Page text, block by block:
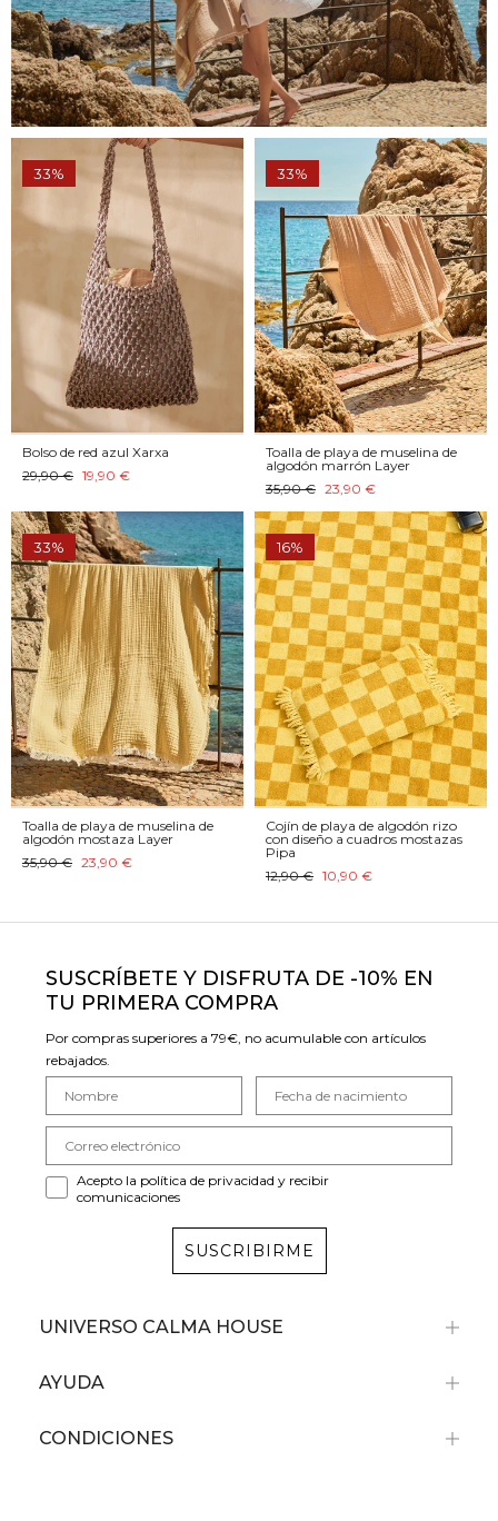
33%
Bolso de red azul Xarxa
29,90 € 19,90 €
33%
Toalla de playa de muselina de
algodón marrón Layer
35,90 € 23,90 €
33%
Toalla de playa de muselina de
algodón mostaza Layer
35,90 € 23,90 €
16%
Cojín de playa de algodón rizo
con diseño a cuadros mostazas
Pipa
12,90 € 10,90 €
SUSCRÍBETE Y DISFRUTA DE -10% EN
TU PRIMERA COMPRA
Por compras superiores a 79€, no acumulable con artículos
rebajados.
Acepto la política de privacidad y recibir
comunicaciones
SUSCRIBIRME
UNIVERSO CALMA HOUSE
AYUDA
CONDICIONES